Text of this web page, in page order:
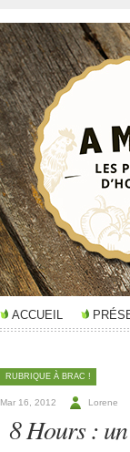
ACCUEIL
RUBRIQUE À BRAC !
Mar 16, 2012 Lorene
8 Hours :